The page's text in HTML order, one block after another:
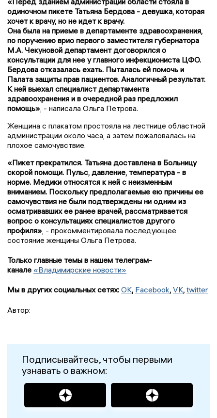
одиночном пикете Татьяна Бердова - девушка, которая
хочет к врачу, но не идет к врачу.
Она была на приеме в департаменте здравоохранения,
по поручению врио первого заместителя губернатора
М.А. Чекуновой департамент договорился о
консультации для нее у главного инфекциониста ЦФО.
Бердова отказалась ехать. Пыталась ей помочь и
Палата защиты прав пациентов. Аналогичный результат.
К ней выехал специалист департамента
здравоохранения и в очередной раз предложил
помощь» , - написала Ольга Петрова.
Женщина с плакатом простояла на лестнице областной
администрации около часа, а затем пожаловалась на
плохое самочувствие.
«Пикет прекратился. Татьяна доставлена в Больницу
скорой помощи. Пульс, давление, температура - в
норме. Медики относятся к ней с неизменным
вниманием. Поскольку предполагаемые ею причины ее
самочувствия не были подтверждены ни одним из
осматривавших ее ранее врачей, рассматривается
вопрос о консультациях специалистов другого
профиля» , - прокомментировала последующее
состояние женщины Ольга Петрова.
Только главные темы в нашем телеграм-
канале «Владимирские новости»
Мы в других социальных сетях: OK, Facebook, VK, twitter
Автор:
Подписывайтесь, чтобы первыми
узнавать о важном: